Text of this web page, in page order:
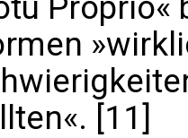
[11]